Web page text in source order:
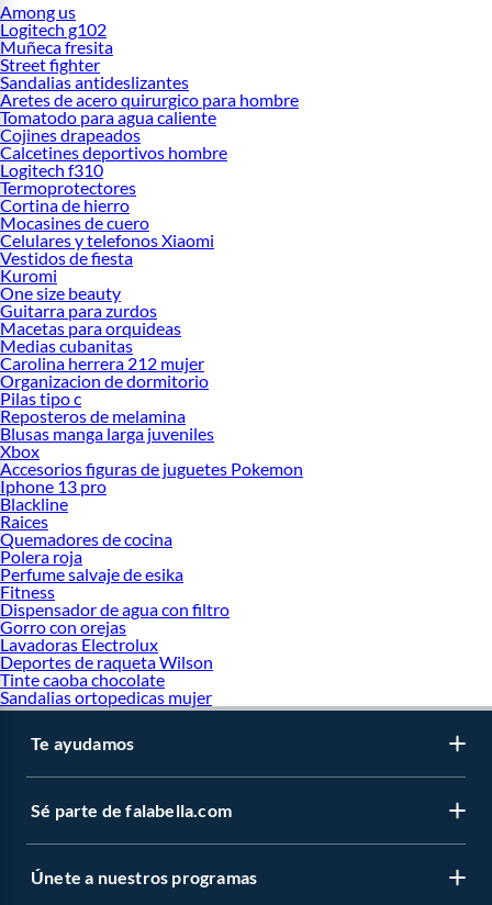
Among us
Logitech g102
Muñeca fresita
Street fighter
Sandalias antideslizantes
Aretes de acero quirurgico para hombre
Tomatodo para agua caliente
Cojines drapeados
Calcetines deportivos hombre
Logitech f310
Termoprotectores
Cortina de hierro
Mocasines de cuero
Celulares y telefonos Xiaomi
Vestidos de fiesta
Kuromi
One size beauty
Guitarra para zurdos
Macetas para orquideas
Medias cubanitas
Carolina herrera 212 mujer
Organizacion de dormitorio
Pilas tipo c
Reposteros de melamina
Blusas manga larga juveniles
Xbox
Accesorios figuras de juguetes Pokemon
Iphone 13 pro
Blackline
Raices
Quemadores de cocina
Polera roja
Perfume salvaje de esika
Fitness
Dispensador de agua con filtro
Gorro con orejas
Lavadoras Electrolux
Deportes de raqueta Wilson
Tinte caoba chocolate
Sandalias ortopedicas mujer
Te ayudamos
Sé parte de falabella.com
Únete a nuestros programas